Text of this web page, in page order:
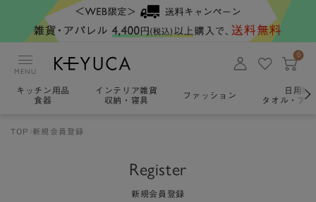
MENU
0
キッチン用品
食器
インテリア雑貨
収納・寝具
ファッション
日用雑
タオル・ア
TOP 新規会員登録
Register
新規会員登録